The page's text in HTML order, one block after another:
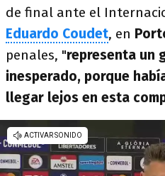
de final ante el
Eduardo Coudet, en
penales, "representa un
inesperado, porque
llegar lejos en esta